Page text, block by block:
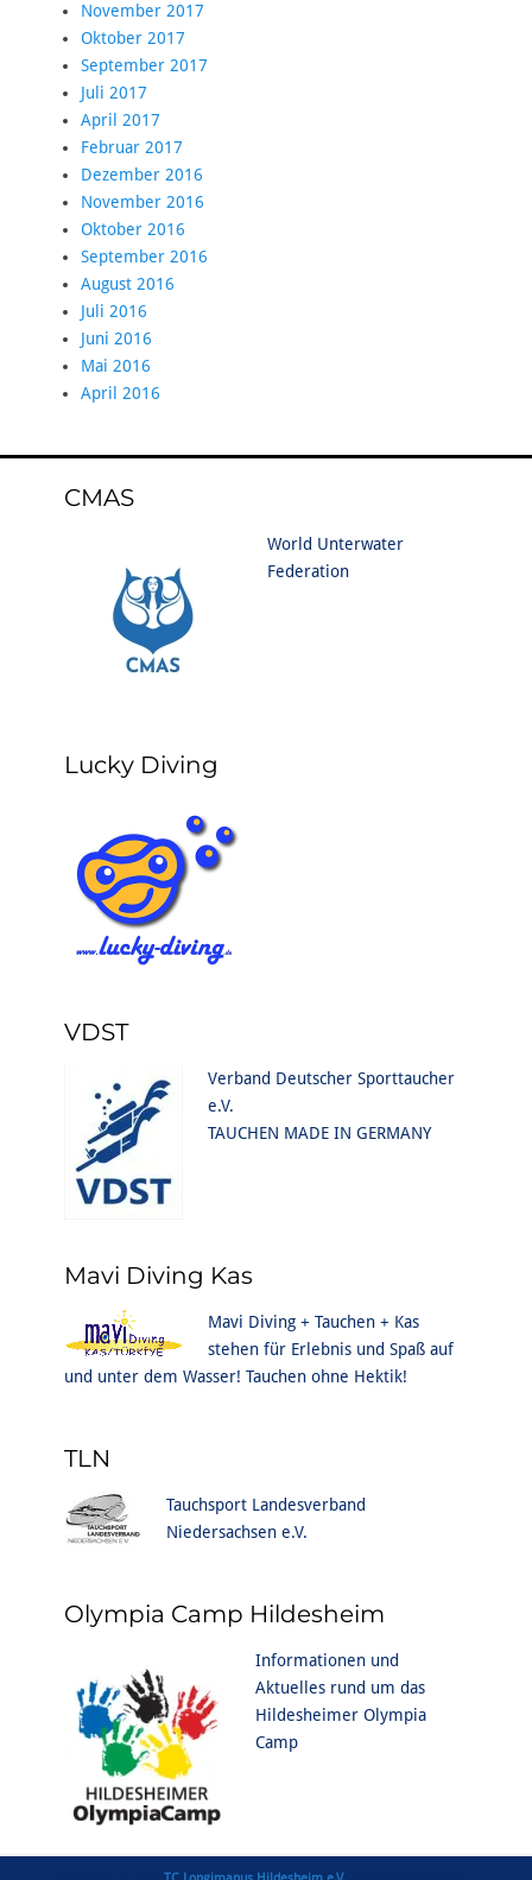
November 2017
Oktober 2017
September 2017
Juli 2017
April 2017
Februar 2017
Dezember 2016
November 2016
Oktober 2016
September 2016
August 2016
Juli 2016
Juni 2016
Mai 2016
April 2016
CMAS
World Unterwater
Federation
Lucky Diving
VDST
Verband Deutscher Sporttaucher
e.V.
TAUCHEN MADE IN GERMANY
Mavi Diving Kas
Mavi Diving + Tauchen + Kas
stehen für Erlebnis und Spaß auf
und unter dem Wasser! Tauchen ohne Hektik!
TLN
Tauchsport Landesverband
Niedersachsen e.V.
Olympia Camp Hildesheim
Informationen und
Aktuelles rund um das
Hildesheimer Olympia
Camp